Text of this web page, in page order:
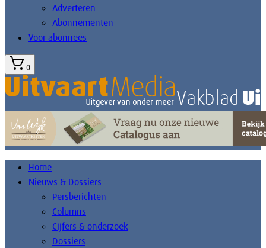
Adverteren
Abonnementen
Voor abonnees
0
Home
Nieuws & Dossiers
Persberichten
Columns
Cijfers & onderzoek
Dossiers